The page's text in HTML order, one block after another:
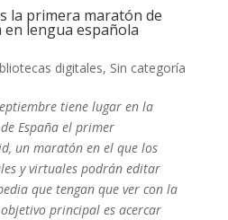
la primera maratón de
en lengua española
digitales, Sin categoría
tiene lugar en la
España el primer
un maratón en el que los
y virtuales podrán editar
que tengan que ver con la
principal es acercar